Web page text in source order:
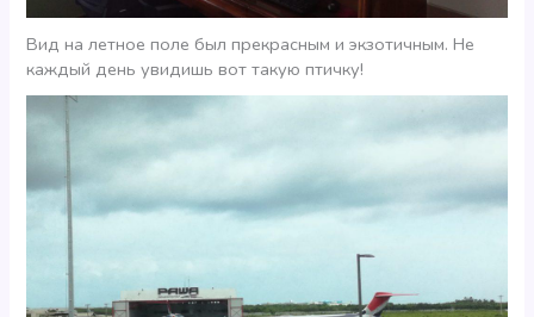
Вид на летное поле был прекрасным и экзотичным. Не
каждый день увидишь вот такую птичку!